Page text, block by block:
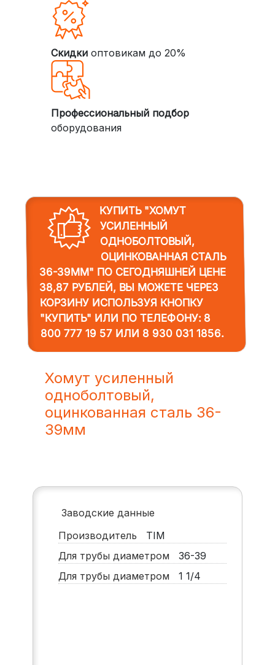
Скидкиоптовикам до 20%
Профессиональный подбор
оборудования
КУПИТЬ "ХОМУТ
УСИЛЕННЫЙ
ОДНОБОЛТОВЫЙ,
ОЦИНКОВАННАЯ СТАЛЬ
36-39ММ" ПО СЕГОДНЯШНЕЙ ЦЕНЕ
38,87 РУБЛЕЙ, ВЫ МОЖЕТЕ ЧЕРЕЗ
КОРЗИНУ ИСПОЛЬЗУЯ КНОПКУ
"КУПИТЬ" ИЛИ ПО ТЕЛЕФОНУ: 8
800 777 19 57ИЛИ 8 930 031 1856.
Хомут усиленный
одноболтовый,
оцинкованная сталь 36-
39мм
Заводские данные
Производитель
TIM
Для трубы диаметром
36-39
Для трубы диаметром
1 1/4